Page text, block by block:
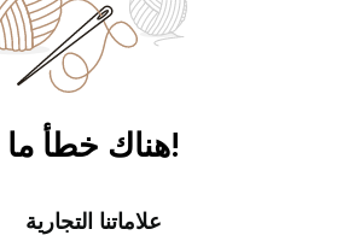
!هناك خطأ ما
علاماتنا التجارية